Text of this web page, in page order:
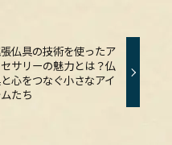
仏具の技術を使ったア
サリーの魅力とは？仏
心をつなぐ小さなアイ
たち